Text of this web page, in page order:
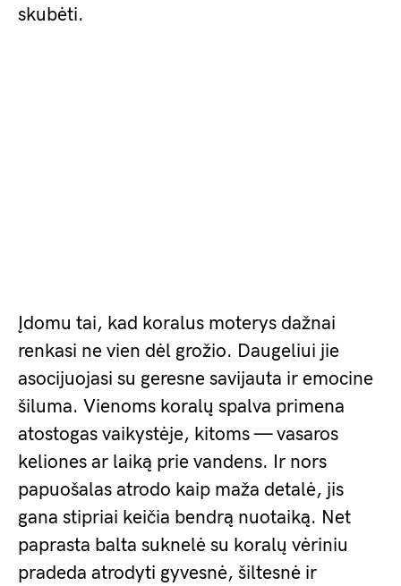
skubėti.
Įdomu tai, kad koralus moterys dažnai
renkasi ne vien dėl grožio. Daugeliui jie
asocijuojasi su geresne savijauta ir emocine
šiluma. Vienoms koralų spalva primena
atostogas vaikystėje, kitoms — vasaros
keliones ar laiką prie vandens. Ir nors
papuošalas atrodo kaip maža detalė, jis
gana stipriai keičia bendrą nuotaiką. Net
paprasta balta suknelė su koralų vėriniu
pradeda atrodyti gyvesnė, šiltesnė ir